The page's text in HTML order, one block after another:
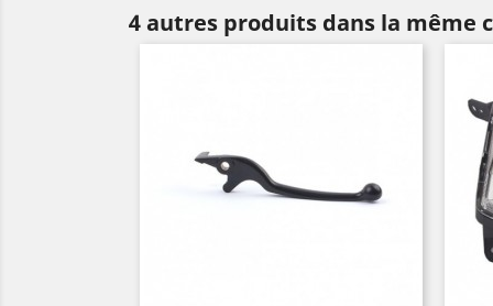
4 autres produits dans la même